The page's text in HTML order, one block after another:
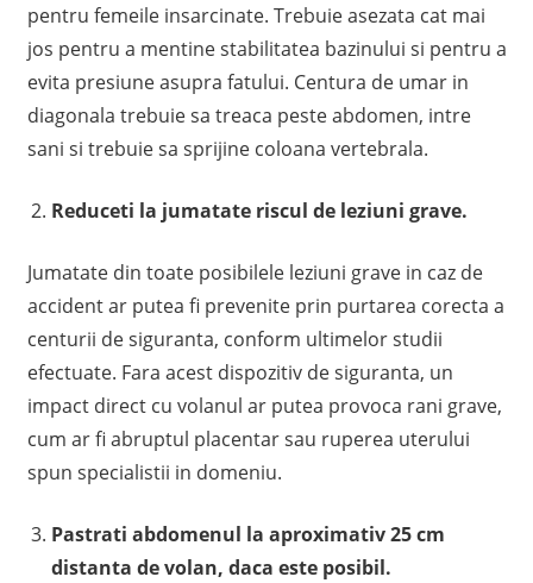
pentru femeile insarcinate. Trebuie asezata cat mai
jos pentru a mentine stabilitatea bazinului si pentru a
evita presiune asupra fatului. Centura de umar in
diagonala trebuie sa treaca peste abdomen, intre
sani si trebuie sa sprijine coloana vertebrala.
Reduceti la jumatate riscul de leziuni grave.
Jumatate din toate posibilele leziuni grave in caz de
accident ar putea fi prevenite prin purtarea corecta a
centurii de siguranta, conform ultimelor studii
efectuate. Fara acest dispozitiv de siguranta, un
impact direct cu volanul ar putea provoca rani grave,
cum ar fi abruptul placentar sau ruperea uterului
spun specialistii in domeniu.
Pastrati abdomenul la aproximativ 25 cm
distanta de volan, daca este posibil.